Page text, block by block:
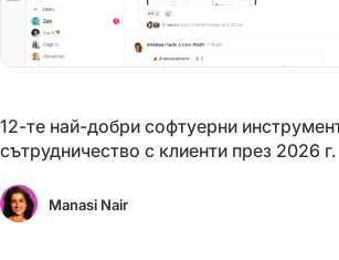
12-те най-добри софтуерни
сътрудничество с клиенти през 2026 г.
Manasi Nair